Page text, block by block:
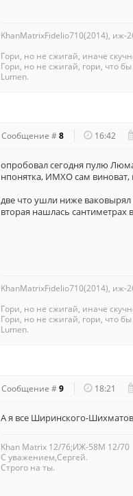
KhanMatrixFidelio710(2014), иж-
Гори, но не сжигай, иначе
Гори, но не сжигай, гори, что бы
Lumen.
Сообщение #8 16:42
опробовал сегодня пулю
нпонятка, ИМХО сам виноват,
две что ушли ниже ваковырял
вторая нашлась сантиметрах
KhanMatrixFidelio710(2014), иж-
Гори, но не сжигай, иначе
Гори, но не сжигай, гори, что бы
Lumen.
Сообщение #9 18:21
А я все Ширинского-
Khan Matrix 12/76;ИЖ-58М 12/70
С уважением,Сергей.
Строго на ты.